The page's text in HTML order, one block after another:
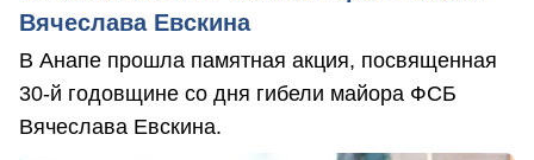
Вячеслава Евскина
В Анапе прошла памятная акция, посвященная
30-й годовщине со дня гибели майора ФСБ
Вячеслава Евскина.